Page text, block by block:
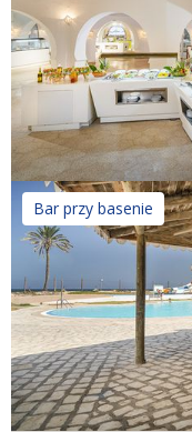
Bar przy basenie